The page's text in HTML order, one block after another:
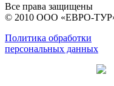
Все права защищены
© 2010 ООО «ЕВРО-
Политика обработки
персональных данных